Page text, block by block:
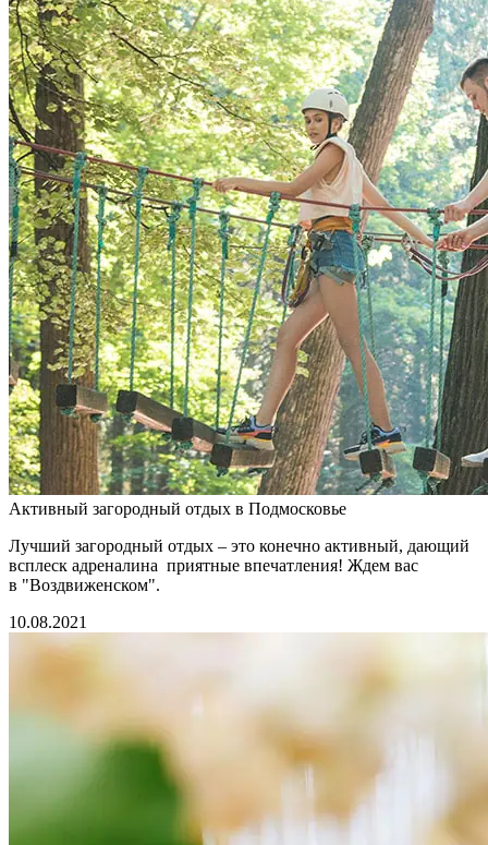
Активный загородный отдых в Подмосковье
Лучший загородный отдых – это конечно активный, дающий
всплеск адреналина приятные впечатления! Ждем вас
в "Воздвиженском".
10.08.2021